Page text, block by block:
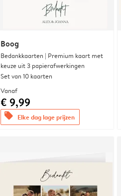
Boog
Bedankkaarten | Premium kaart met
keuze uit 3 papierafwerkingen
Set van 10 kaarten
Vanaf
€ 9,99
offers Elke dag lage prijzen